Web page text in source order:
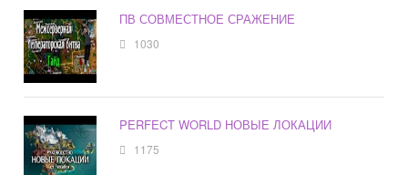
ПВ СОВМЕСТНОЕ СРАЖЕНИЕ
1030
PERFECT WORLD НОВЫЕ ЛОКАЦИИ
1175